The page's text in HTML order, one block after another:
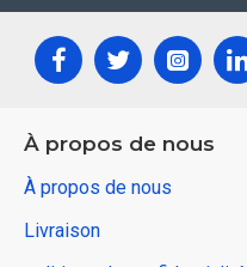
À propos de nous
À propos de nous
Livraison